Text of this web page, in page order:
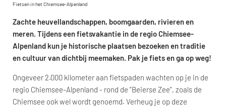
Fietsen in het Chiemsee-Alpenland
Zachte heuvellandschappen, boomgaarden, rivieren en
meren. Tijdens een fietsvakantie in de regio Chiemsee-
Alpenland kun je historische plaatsen bezoeken en traditie
en cultuur van dichtbij meemaken. Pak je fiets en ga op weg!
Ongeveer 2.000 kilometer aan fietspaden wachten op je in de
regio Chiemsee-Alpenland - rond de "Beierse Zee", zoals de
Chiemsee ook wel wordt genoemd. Verheug je op deze